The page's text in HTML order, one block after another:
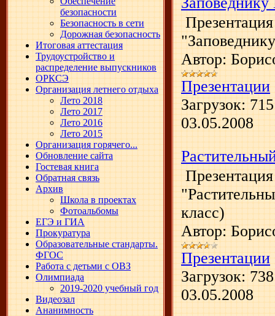
безопасности
Безопасность в сети
Дорожная безопасность
Итоговая аттестация
Трудоустройство и
распределение выпускников
ОРКСЭ
Организация летнего отдыха
Лето 2018
Лето 2017
Лето 2016
Лето 2015
Организация горячего...
Обновление сайта
Гостевая книга
Обратная связь
Архив
Школа в проектах
Фотоальбомы
ЕГЭ и ГИА
Прокуратура
Образовательные стандарты.
ФГОС
Работа с детьми с ОВЗ
Олимпиада
2019-2020 учебный год
Видеозал
Ананимность
Автор:
Презентации
Загрузок: 715
03.05.2008
класс)
Автор:
Презентации
Загрузок: 738
03.05.2008